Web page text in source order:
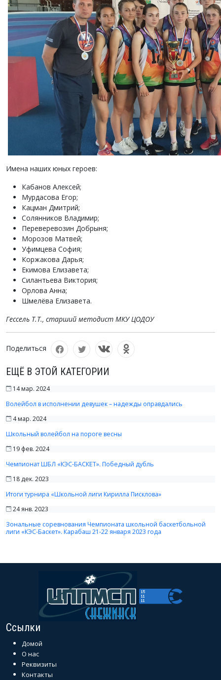
ЕЩЁ В ЭТОЙ КАТЕГОРИИ
14 мар. 2024
Волейбол в исполнении девушек – надежды оправдались
4 мар. 2024
Школьный волейбол на пороге весны
19 фев. 2024
Чемпионат ШБЛ «КЭС-БАСКЕТ». Победный дубль
18 дек. 2023
Итоги турнира «Школьной лиги Кирилла Писклова»
24 янв. 2023
Зональные соревнования Чемпионата школьной баскетбольной
лиги «КЭС-Баскет». Карабаш 21-22 января 2023 года
Имена наших юных героев:
Кабанов Алексей;
Мурдасова Егор;
Кацман Дмитрий;
Солянников Владимир;
Переверевозин Добрыня;
Морозов Матвей;
Уфимцева София;
Коржакова Дарья;
Екимова Елизавета;
Силантьева Виктория;
Орлова Анна;
Шмелёва Елизавета.
Гессель Т.Т., старший методист МКУ ЦОДОУ
Поделиться
Ссылки
Домой
О нас
Реквизиты
Контакты